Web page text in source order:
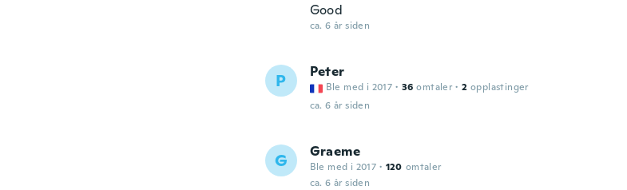
Good
ca. 6 år siden
P Peter
Ble med i 2017 · 36 omtaler · 2 opplastinger
ca. 6 år siden
G Graeme
Ble med i 2017 · 120 omtaler
ca. 6 år siden